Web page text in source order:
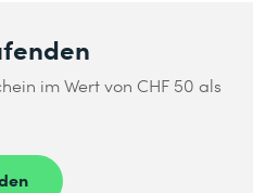
im Wert von CHF 50 als